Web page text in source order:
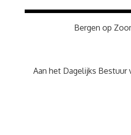
Bergen op
Aan het Dagelijks Bestuur